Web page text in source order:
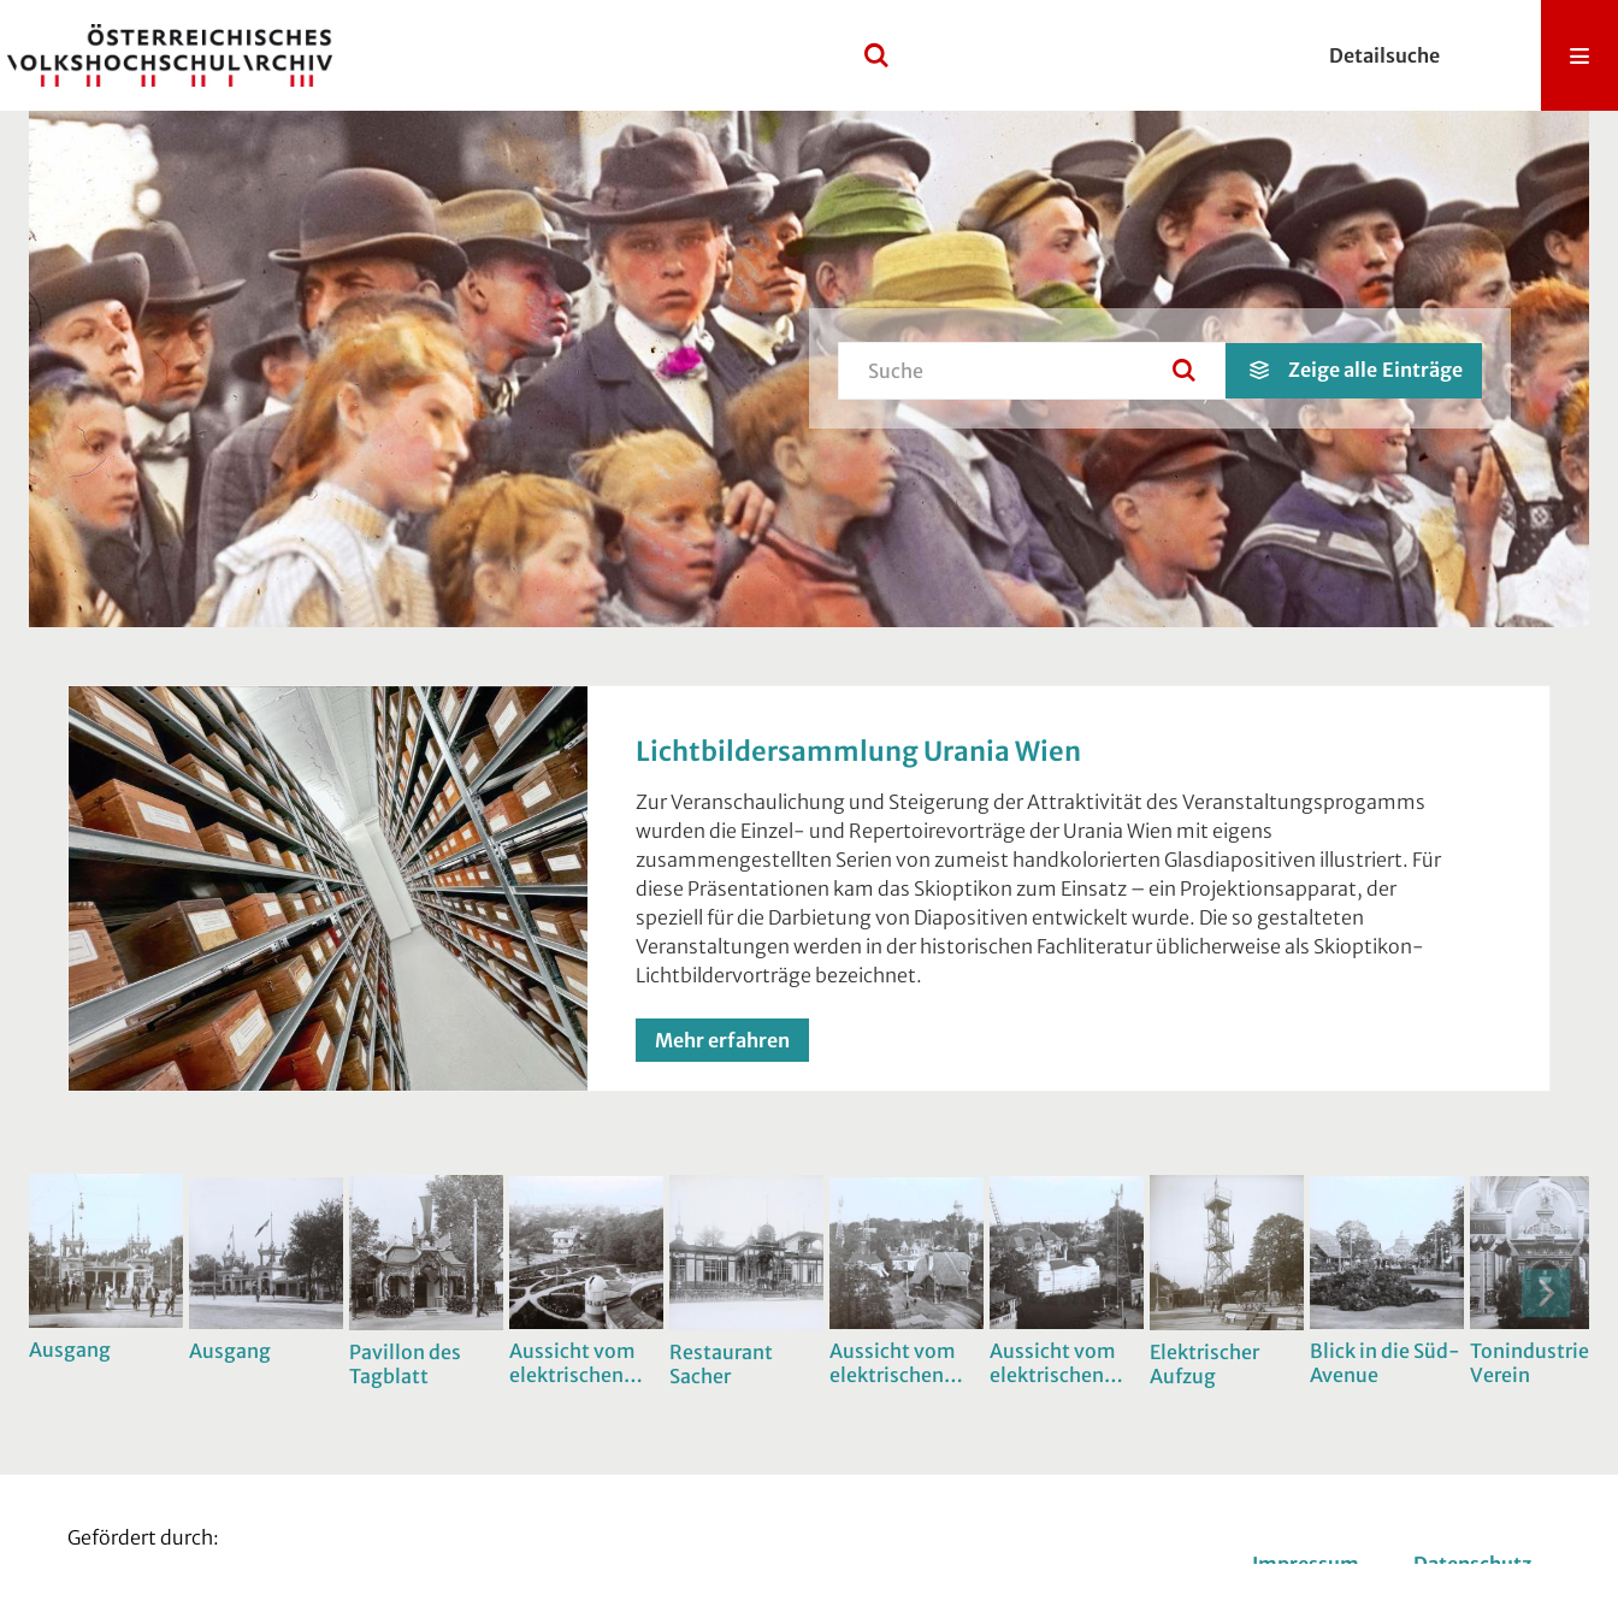
Detailsuche
Zeige alle Einträge
Lichtbildersammlung Urania Wien
Zur Veranschaulichung und Steigerung der Attraktivität des Veranstaltungsprogamms
wurden die Einzel- und Repertoirevorträge der Urania Wien mit eigens
zusammengestellten Serien von zumeist handkolorierten Glasdiapositiven illustriert. Für
diese Präsentationen kam das Skioptikon zum Einsatz – ein Projektionsapparat, der
speziell für die Darbietung von Diapositiven entwickelt wurde. Die so gestalteten
Veranstaltungen werden in der historischen Fachliteratur üblicherweise als Skioptikon-
Lichtbildervorträge bezeichnet.
Mehr erfahren
Ausgang Ausgang
Pavillon des
Tagblatt
Aussicht vom
elektrischen
Restaurant
Sacher
Aussicht vom
elektrischen
Aussicht vom
elektrischen
Elektrischer
Aufzug
Blick in die Süd-
Avenue
Tonindustrie-
Verein
Gefördert durch:
Impressum
Datenschutz